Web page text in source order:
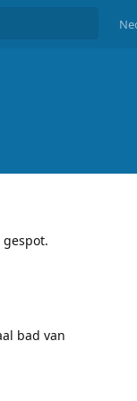
bad van